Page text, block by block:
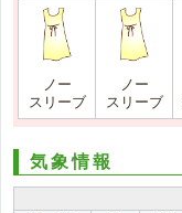
ノー
スリーブ
ノー
スリーブ
気象情報